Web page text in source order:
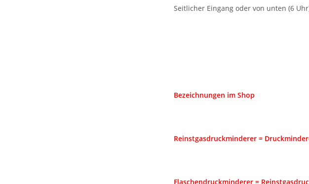
Seitlicher Eingang oder von unten (6
Bezeichnungen im Shop
Reinstgasdruckminderer =
Flaschendruckminderer =